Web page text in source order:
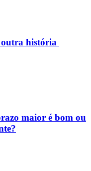
história
maior é bom ou